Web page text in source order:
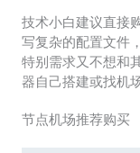
技术小白建议直接
写复杂的配置文件
特别需求又不想和
器自己搭建或找机
节点机场推荐购买